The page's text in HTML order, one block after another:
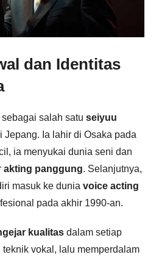
dan Identitas
salah satu seiyuu
Jepang. Ia lahir di Osaka pada
ia menyukai dunia seni dan
akting panggung. Selanjutnya,
masuk ke dunia voice acting
pada akhir 1990-an.
kualitas dalam setiap
teknik vokal, lalu memperdalam